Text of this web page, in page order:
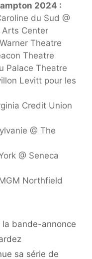
2024 :
du Sud @
Center
Theatre
Theatre
Palace Theatre
Levitt pour les
Credit Union
@ The
@ Seneca
Northfield
bande-annonce
sa série de